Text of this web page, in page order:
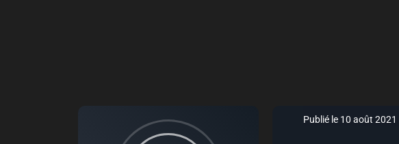
Publié le 10 août 2021